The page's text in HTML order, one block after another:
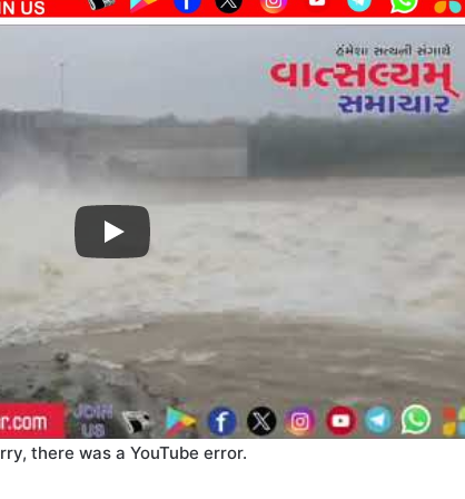
there was a YouTube error.